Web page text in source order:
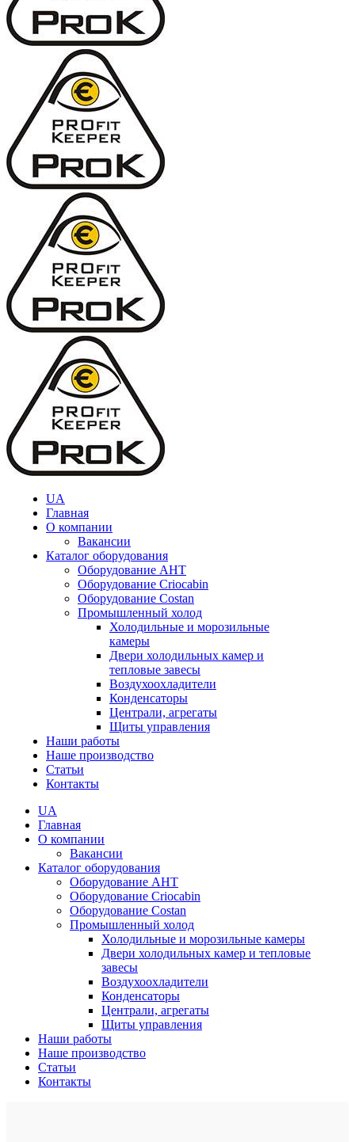
UA
Главная
О компании
Вакансии
Каталог оборудования
Оборудование AHT
Оборудование Criocabin
Оборудование Costan
Промышленный холод
Холодильные и морозильные
камеры
Двери холодильных камер и
тепловые завесы
Воздухоохладители
Конденсаторы
Централи, агрегаты
Щиты управления
Наши работы
Наше производство
Статьи
Контакты
UA
Главная
О компании
Вакансии
Каталог оборудования
Оборудование AHT
Оборудование Criocabin
Оборудование Costan
Промышленный холод
Холодильные и морозильные камеры
Двери холодильных камер и тепловые
завесы
Воздухоохладители
Конденсаторы
Централи, агрегаты
Щиты управления
Наши работы
Наше производство
Статьи
Контакты